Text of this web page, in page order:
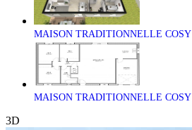
MAISON TRADITIONNELLE COSY
MAISON TRADITIONNELLE COSY
3D